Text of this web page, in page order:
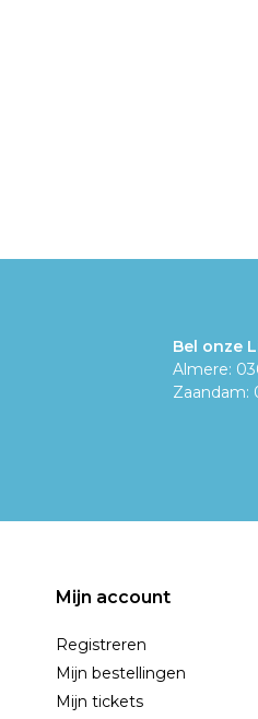
Bel onze
Almere:
Zaandam:
Mijn account
Registreren
Mijn bestellingen
Mijn tickets